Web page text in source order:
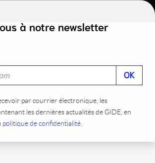
à notre newsletter
par courrier électronique, les
les dernières actualités de GIDE, en
politique de confidentialité